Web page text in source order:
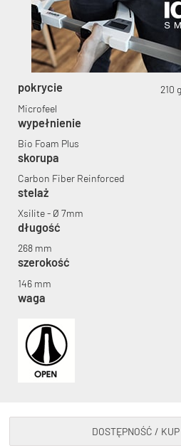
KryptoFlex
34,90 zł*
pokrycie
Microfeel
wypełnienie
Bio Foam Plus
skorupa
Carbon Fiber Reinforced
stelaż
Xsilite - Ø 7mm
długość
268 mm
szerokość
146 mm
waga
210 g
DOSTĘPNOŚĆ /